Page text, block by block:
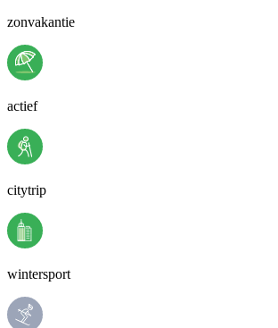
zonvakantie
actief
citytrip
wintersport